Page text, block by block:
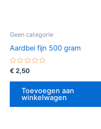
Geen categorie
Aardbei fijn 500 gram
Gewaardeerd
0
uit
€ 2,50
Toevoegen aan
winkelwagen